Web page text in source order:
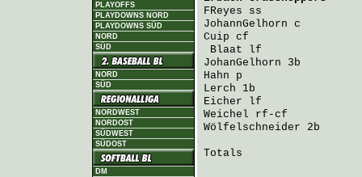
PLAYOFFS
PLAYDOWNS NORD
PLAYDOWNS SÜD
NORD
SÜD
NORD
SÜD
NORDWEST
NORDOST
SÜDWEST
SÜDOST
DM
FReyes ss
JohannGelhorn c
Cuip cf
Blaat lf
JohanGelhorn 3b
Hahn p
Lerch 1b
Eicher lf
Weichel rf-cf
Wölfelschneider 2b
Totals